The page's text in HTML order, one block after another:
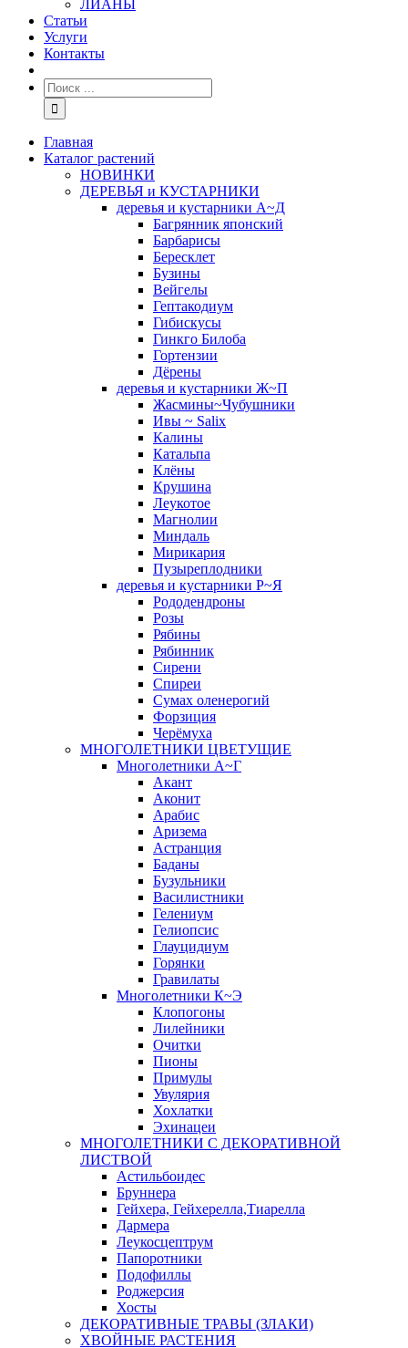
ЛИАНЫ
Статьи
Услуги
Контакты
Главная
Каталог растений
НОВИНКИ
ДЕРЕВЬЯ и КУСТАРНИКИ
деревья и кустарники А~Д
Багрянник японский
Барбарисы
Бересклет
Бузины
Вейгелы
Гептакодиум
Гибискусы
Гинкго Билоба
Гортензии
Дёрены
деревья и кустарники Ж~П
Жасмины~Чубушники
Ивы ~ Salix
Калины
Катальпа
Клёны
Крушина
Леукотое
Магнолии
Миндаль
Мирикария
Пузыреплодники
деревья и кустарники Р~Я
Рододендроны
Розы
Рябины
Рябинник
Сирени
Спиреи
Сумах оленерогий
Форзиция
Черёмуха
МНОГОЛЕТНИКИ ЦВЕТУЩИЕ
Многолетники А~Г
Акант
Аконит
Арабис
Аризема
Астранция
Баданы
Бузульники
Василистники
Гелениум
Гелиопсис
Глауцидиум
Горянки
Гравилаты
Многолетники К~Э
Клопогоны
Лилейники
Очитки
Пионы
Примулы
Увулярия
Хохлатки
Эхинацеи
МНОГОЛЕТНИКИ С ДЕКОРАТИВНОЙ
ЛИСТВОЙ
Астильбоидес
Бруннера
Гейхера, Гейхерелла,Тиарелла
Дармера
Леукосцептрум
Папоротники
Подофиллы
Роджерсия
Хосты
ДЕКОРАТИВНЫЕ ТРАВЫ (ЗЛАКИ)
ХВОЙНЫЕ РАСТЕНИЯ